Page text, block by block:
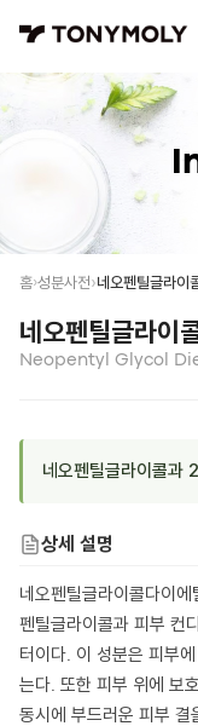
홈 성분사전 네오펜틸글라이
네오펜틸글라이
Neopentyl Glycol
네오펜틸글라이콜과
상세 설명
네오펜틸글라이콜다이
펜틸글라이콜과 피부 컨
터이다. 이 성분은 피부
는다. 또한 피부 위에 보
동시에 부드러운 피부 결